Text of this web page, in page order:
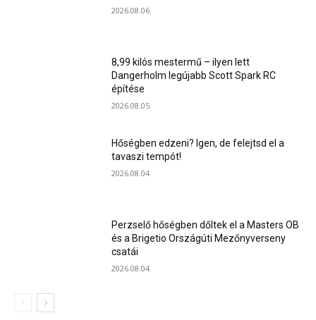
2026.08.06.
8,99 kilós mestermű – ilyen lett
Dangerholm legújabb Scott Spark RC
építése
2026.08.05.
Hőségben edzeni? Igen, de felejtsd el a
tavaszi tempót!
2026.08.04.
Perzselő hőségben dőltek el a Masters OB
és a Brigetio Országúti Mezőnyverseny
csatái
2026.08.04.